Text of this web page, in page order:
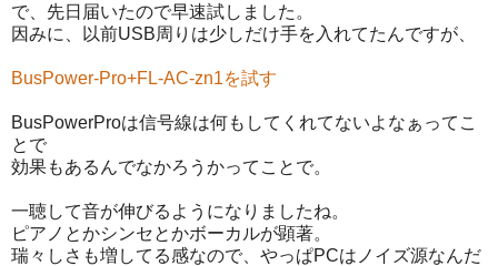
で、先日届いたので早速試しました。
因みに、以前USB周りは少しだけ手を入れてたんですが、
BusPower-Pro+FL-AC-zn1を試す
BusPowerProは信号線は何もしてくれてないよなぁってこ
とで
効果もあるんでなかろうかってことで。
一聴して音が伸びるようになりましたね。
ピアノとかシンセとかボーカルが顕著。
瑞々しさも増してる感なので、やっぱPCはノイズ源なんだ